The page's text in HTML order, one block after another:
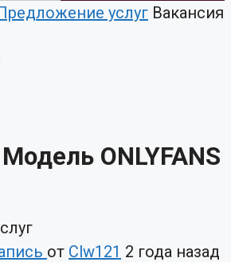
услуг Вакансия
ONLYFANS
от Clw121 2 года назад